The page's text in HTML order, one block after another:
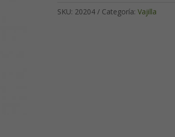
SKU: 20204 Categoría: Vajilla